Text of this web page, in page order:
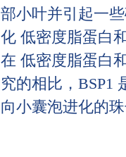
部小叶并引起一
化 低密度脂蛋白
在 低密度脂蛋白
究的相比，BSP1
向小囊泡进化的